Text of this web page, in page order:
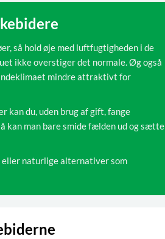
så hold øje med luftfugtigheden i de
ikke overstiger det normale. Øg også
mindre attraktivt for
kan du, uden brug af gift, fange
kan man bare smide fælden ud og sætte
naturlige alternativer som